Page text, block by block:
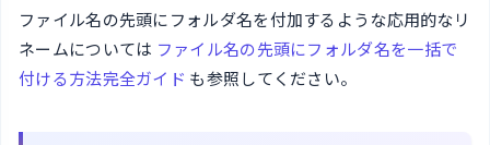
ファイル名の先頭にフォルダ名を付加するような応用的なリ
ネームについては ファイル名の先頭にフォルダ名を一括で
付ける方法完全ガイド も参照してください。